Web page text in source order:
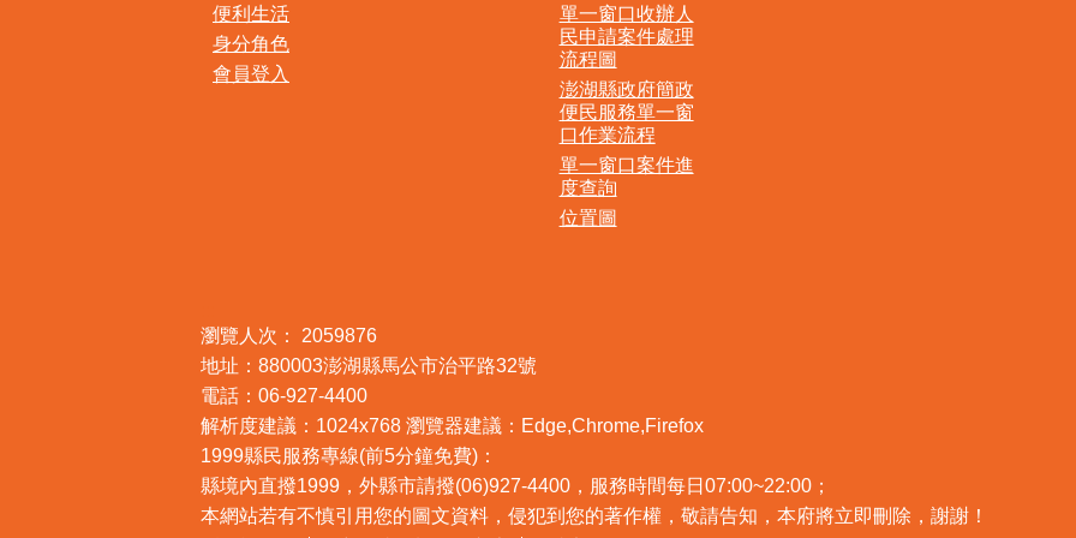
便利生活
身分角色
會員登入
單一窗口收辦人
民申請案件處理
流程圖
澎湖縣政府簡政
便民服務單一窗
口作業流程
單一窗口案件進
度查詢
位置圖
瀏覽人次： 2059876
地址：880003澎湖縣馬公市治平路32號
電話：06-927-4400
解析度建議：1024x768 瀏覽器建議：Edge,Chrome,Firefox
1999縣民服務專線(前5分鐘免費)：
縣境內直撥1999，外縣市請撥(06)927-4400，服務時間每日07:00~22:00；
本網站若有不慎引用您的圖文資料，侵犯到您的著作權，敬請告知，本府將立即刪除，謝謝！